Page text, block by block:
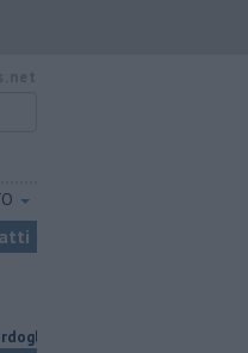
Contro il Follonica